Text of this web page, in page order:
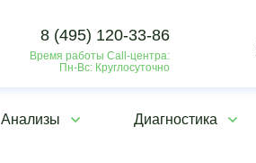
8 (495) 120-33-86
Время работы Call-центра:
Пн-Вс: Круглосуточно
Анализы Диагностика